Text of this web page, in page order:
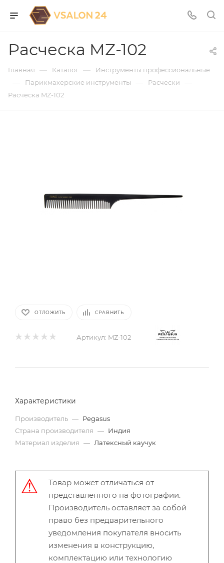
Расческа MZ-102
Главная — Каталог — Инструменты профессиональные
— Парикмахерские инструменты — Расчески —
Расческа MZ-102
ОТЛОЖИТЬ СРАВНИТЬ
Артикул: MZ-102
Характеристики
Производитель — Pegasus
Страна производителя — Индия
Материал изделия — Латексный каучук
Товар может отличаться от
представленного на фотографии.
Производитель оставляет за собой
право без предварительного
уведомления покупателя вносить
изменения в конструкцию,
комплектацию или технологию